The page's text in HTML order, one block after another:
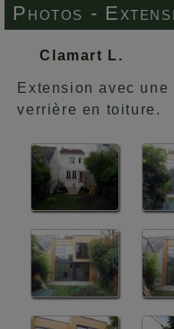
Photos -
Clamart L.
Extension avec
verrière en toiture.